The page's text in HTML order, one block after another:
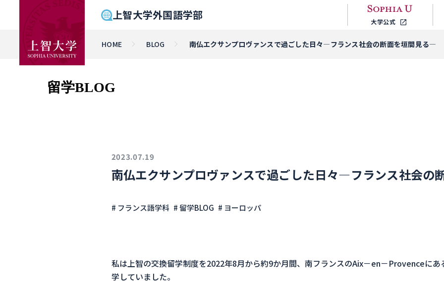
上智大学外国語学部 大学公式
HOME BLOG 南仏エクサンプロヴァンスで過ごした日々―フランス社会の断面を垣間見る―
留学BLOG
2023.07.19
南仏エクサンプロヴァンスで過ごした日々―フランス社会の
# フランス語学科 # 留学BLOG # ヨーロッパ
私は上智の交換留学制度を2022年8月から約9か月間、南フランスのAix－en－Provenceにあ
学していました。